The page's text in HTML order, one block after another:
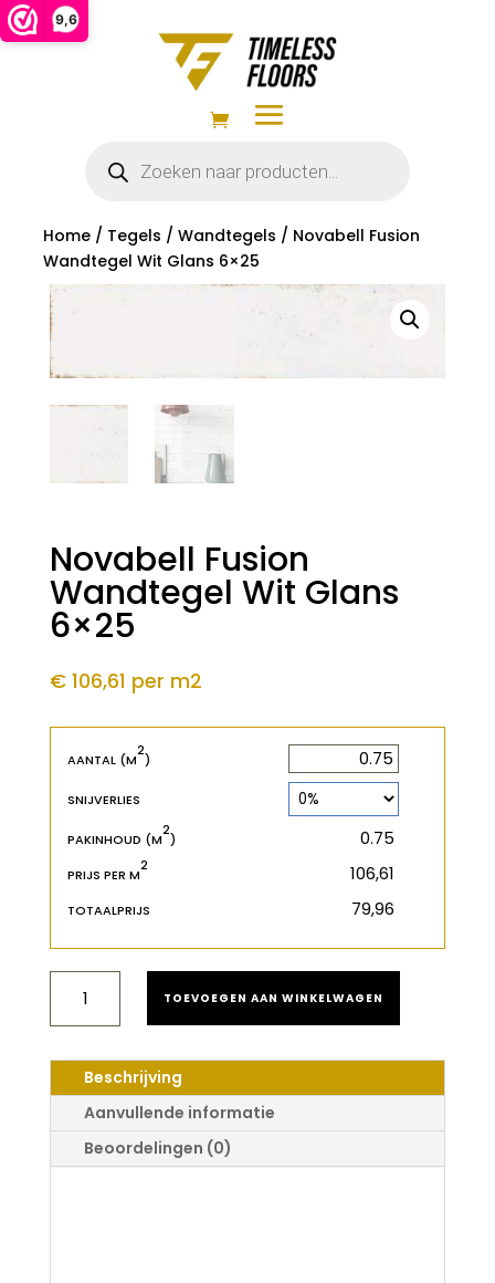
9,6
zoeken
Home/ Tegels / Wandtegels / Novabell Fusion
Wandtegel Wit Glans 6×25
Novabell Fusion
Wandtegel Wit Glans
6×25
€ 106,61 per m2
AANTAL (M
2
)
SNIJVERLIES
PAKINHOUD (M
2
)
PRIJS PER M
2
TOTAALPRIJS
FUSION
WANDTEGEL
GLANS
AANTAL
TOEVOEGEN AAN WINKELWAGEN
Beschrijving
Aanvullende informatie
Beoordelingen (0)